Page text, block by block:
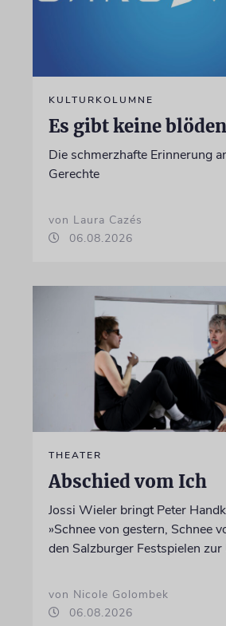
KULTURKOLUMNE
Es gibt keine
Die schmerzhafte Erinnerung
Gerechte
von Laura Cazés
06.08.2026
THEATER
Abschied vom Ich
Jossi Wieler bringt Peter
»Schnee von gestern, Schnee
den Salzburger Festspielen
von Nicole Golombek
06.08.2026